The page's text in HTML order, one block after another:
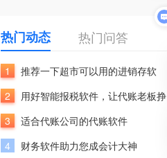
热门动态 热门问答
1
推荐一下超市可以用的进销存软
2
用好智能报税软件，让代账老板挣
3
适合代账公司的代账软件
4
财务软件助力您成会计大神